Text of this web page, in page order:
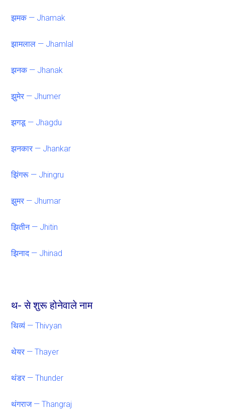
झमक — Jhamak
झामलाल — Jhamlal
झनक — Jhanak
झुमेर — Jhumer
झगडू — Jhagdu
झनकार — Jhankar
झिंगरू — Jhingru
झुमर — Jhumar
झितीन — Jhitin
झिनाद — Jhinad
थ- से शुरू होनेवाले नाम
थिव्यं — Thivyan
थेयर — Thayer
थंडर — Thunder
थंगराज — Thangraj